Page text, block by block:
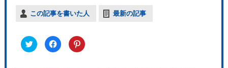
この記事を書いた人 最新の記事
ク
リ
F
a
ク
リ